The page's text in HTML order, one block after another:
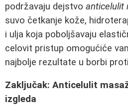
podržavaju dejstvo anticelulit
suvo četkanje kože,
i ulja koja poboljšavaju
celovit pristup omogućiće
najbolje rezultate u borbi
Zaključak: Anticelulit
izgleda